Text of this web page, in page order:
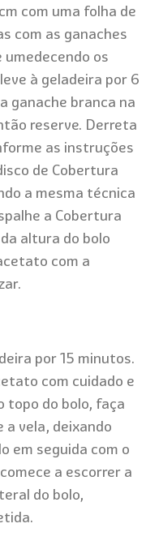
com uma folha de
com as ganaches
umedecendo os
à geladeira por 6
ganache branca na
reserve. Derreta
as instruções
de Cobertura
a mesma técnica
a Cobertura
altura do bolo
com a
por 15 minutos.
com cuidado e
topo do bolo, faça
a vela, deixando
em seguida com o
a escorrer a
do bolo,